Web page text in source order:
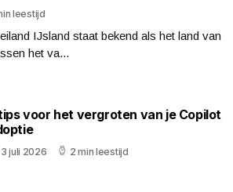
leestijd
IJsland staat bekend als het land van
het va...
voor het vergroten van je Copilot
3 juli 2026 2 min leestijd